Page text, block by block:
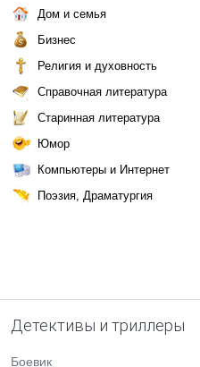
Дом и семья
Бизнес
Религия и духовность
Справочная литература
Старинная литература
Юмор
Компьютеры и Интернет
Поэзия, Драматургия
Детективы и триллеры
Боевик